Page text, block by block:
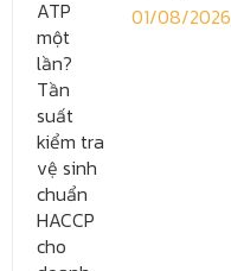
01/08/2026